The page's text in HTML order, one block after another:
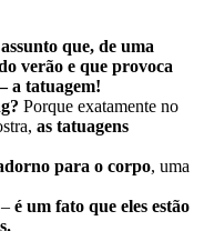
que, de uma
verão e que provoca
a tatuagem!
Porque exatamente no
as tatuagens
para o corpo, uma
é um fato que eles estão